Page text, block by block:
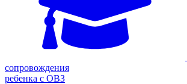
сопровождения
ребенка с ОВЗ